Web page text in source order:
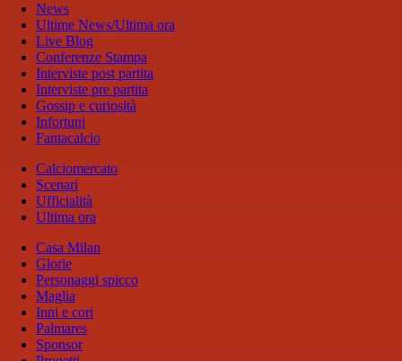
News
Ultime News/Ultima ora
Live Blog
Conferenze Stampa
Interviste post partita
Interviste pre partita
Gossip e curiosità
Infortuni
Fantacalcio
Calciomercato
Scenari
Ufficialità
Ultima ora
Casa Milan
Glorie
Personaggi spicco
Maglia
Inni e cori
Palmares
Sponsor